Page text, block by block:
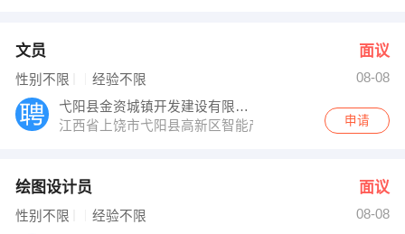
文员 面议
性别不限 经验不限
08-08
弋阳县金资城镇开发建设有限公司
江西省上饶市弋阳县高新区智能产业制造园综合楼一楼
申请
绘图设计员 面议
性别不限 经验不限
08-08